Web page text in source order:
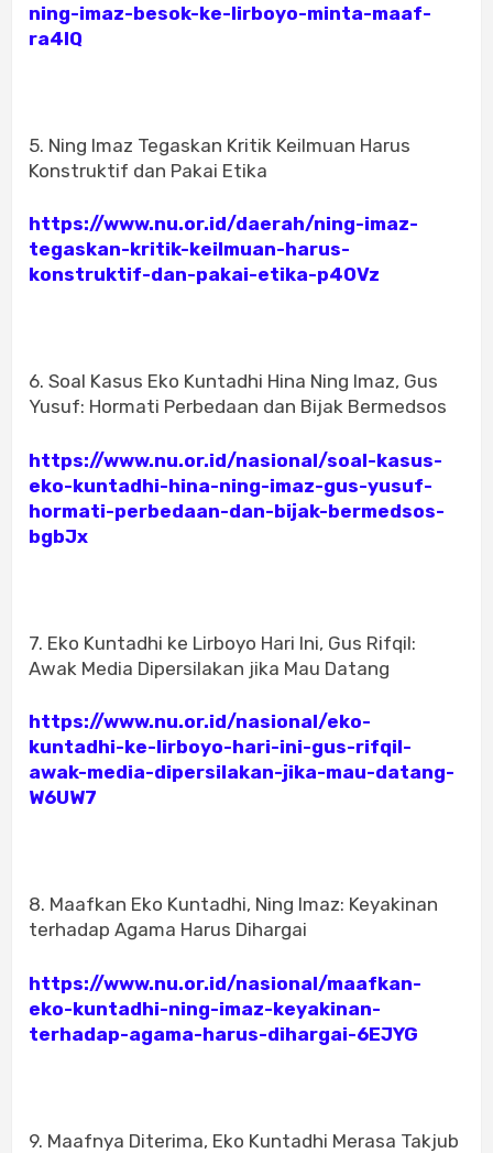
ning-imaz-besok-ke-lirboyo-minta-maaf-
ra4IQ
5. Ning Imaz Tegaskan Kritik Keilmuan Harus
Konstruktif dan Pakai Etika
https://www.nu.or.id/daerah/ning-imaz-
tegaskan-kritik-keilmuan-harus-
konstruktif-dan-pakai-etika-p40Vz
6. Soal Kasus Eko Kuntadhi Hina Ning Imaz, Gus
Yusuf: Hormati Perbedaan dan Bijak Bermedsos
https://www.nu.or.id/nasional/soal-kasus-
eko-kuntadhi-hina-ning-imaz-gus-yusuf-
hormati-perbedaan-dan-bijak-bermedsos-
bgbJx
7. Eko Kuntadhi ke Lirboyo Hari Ini, Gus Rifqil:
Awak Media Dipersilakan jika Mau Datang
https://www.nu.or.id/nasional/eko-
kuntadhi-ke-lirboyo-hari-ini-gus-rifqil-
awak-media-dipersilakan-jika-mau-datang-
W6UW7
8. Maafkan Eko Kuntadhi, Ning Imaz: Keyakinan
terhadap Agama Harus Dihargai
https://www.nu.or.id/nasional/maafkan-
eko-kuntadhi-ning-imaz-keyakinan-
terhadap-agama-harus-dihargai-6EJYG
9. Maafnya Diterima, Eko Kuntadhi Merasa Takjub